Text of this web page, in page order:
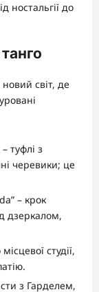
ностальгії до
світ, де
туфлі з
черевики; це
– крок
дзеркалом,
студії,
з Гарделем,